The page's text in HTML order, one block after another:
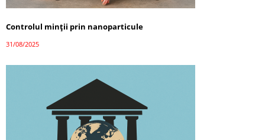
Controlul minții prin nanoparticule
31/08/2025